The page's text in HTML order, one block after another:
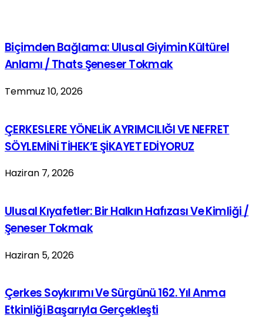
Biçimden Bağlama: Ulusal Giyimin Kültürel
Anlamı / Thats Şeneser Tokmak
Temmuz 10, 2026
ÇERKESLERE YÖNELİK AYRIMCILIĞI VE NEFRET
SÖYLEMİNİ TİHEK’E ŞİKAYET EDİYORUZ
Haziran 7, 2026
Ulusal Kıyafetler: Bir Halkın Hafızası Ve Kimliği /
Şeneser Tokmak
Haziran 5, 2026
Çerkes Soykırımı Ve Sürgünü 162. Yıl Anma
Etkinliği Başarıyla Gerçekleşti